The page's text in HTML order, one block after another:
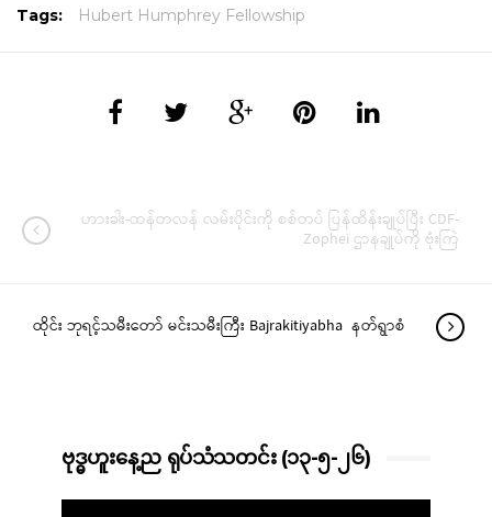
Tags: Hubert Humphrey Fellowship
ဟားခါး-ထန်တလန် လမ်းပိုင်းကို စစ်တပ် ပြန်ထိန်းချုပ်ပြီး CDF-
Zophei ဌာနချုပ်ကို ဗုံးကြဲ
ထိုင်း ဘုရင့်သမီးတော် မင်းသမီးကြီး Bajrakitiyabha နတ်ရွာစံ
ဗုဒ္ဓဟူးနေ့ည ရုပ်သံသတင်း (၁၃-၅-၂၆)